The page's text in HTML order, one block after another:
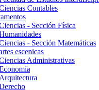
Contables
- Sección Física
- Sección Matemáticas
escenicas
Administrativas
Arquitectura